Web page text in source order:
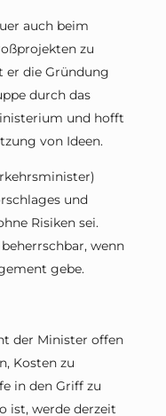
auch beim
zu
er die Gründung
durch das
und hofft
von Ideen.
und
Risiken sei.
wenn
gebe.
der Minister offen
Kosten zu
in den Griff zu
ist, werde derzeit